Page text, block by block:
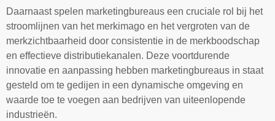
Daarnaast spelen marketingbureaus een cruciale rol bij het
stroomlijnen van het merkimago en het vergroten van de
merkzichtbaarheid door consistentie in de merkboodschap
en effectieve distributiekanalen. Deze voortdurende
innovatie en aanpassing hebben marketingbureaus in staat
gesteld om te gedijen in een dynamische omgeving en
waarde toe te voegen aan bedrijven van uiteenlopende
industrieën.